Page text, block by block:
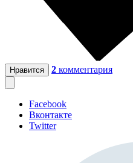
Нравится 2 комментария
Facebook
Вконтакте
Twitter